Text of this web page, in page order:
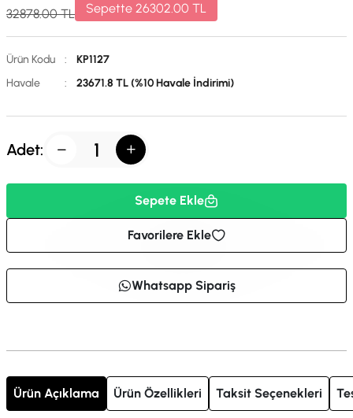
32878.00TL Sepette 26302.00 TL
Ürün Kodu :
KP1127
Havale
: 23671.8 TL (%10 Havale İndirimi)
Adet:
Sepete Ekle
Favorilere Ekle
Whatsapp Sipariş
Ürün Açıklama Ürün Özellikleri Taksit Seçenekleri